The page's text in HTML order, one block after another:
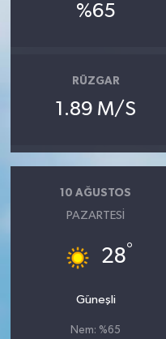
%65
RÜZGAR
1.89 M/S
10 AĞUSTOS
PAZARTESI
28°
Güneşli
Nem: %65